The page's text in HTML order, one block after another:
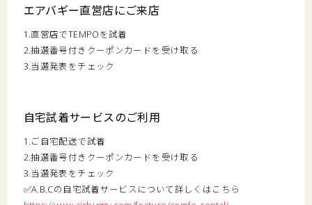
エアバギー直営店にご来店
1.直営店でTEMPOを試着
2.抽選番号付きクーポンカードを受け取る
3.当選発表をチェック
自宅試着サービスのご利用
1.ご自宅配送で試着
2.抽選番号付きクーポンカードを受け取る
3.当選発表をチェック
✅️A.B.Cの自宅試着サービスについて詳しくはこちら